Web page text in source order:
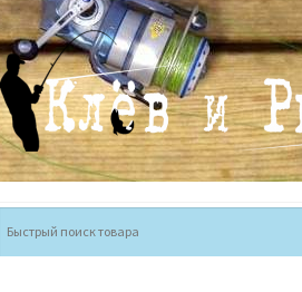
Перейти
к
навигации
Перейти
к
содержимому